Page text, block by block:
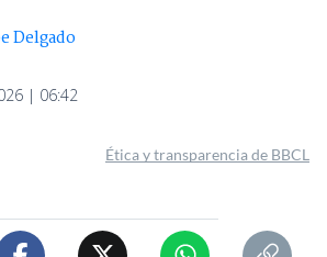
Delgado
| 06:42
Ética y transparencia de BBCL